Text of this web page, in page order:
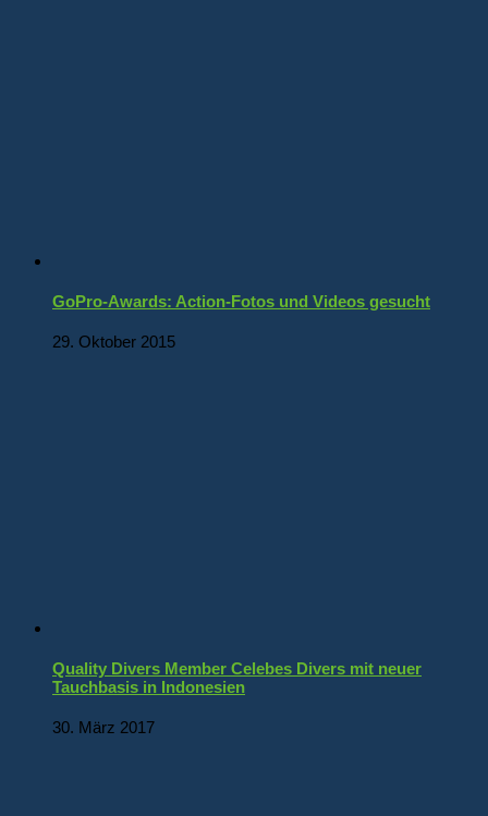
GoPro-Awards: Action-Fotos und Videos gesucht
29. Oktober 2015
Quality Divers Member Celebes Divers mit neuer
Tauchbasis in Indonesien
30. März 2017